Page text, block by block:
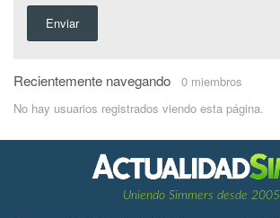
Enviar
Recientemente navegando 0 miembros
No hay usuarios registrados viendo esta página.
Uniendo Simmers desde 2005